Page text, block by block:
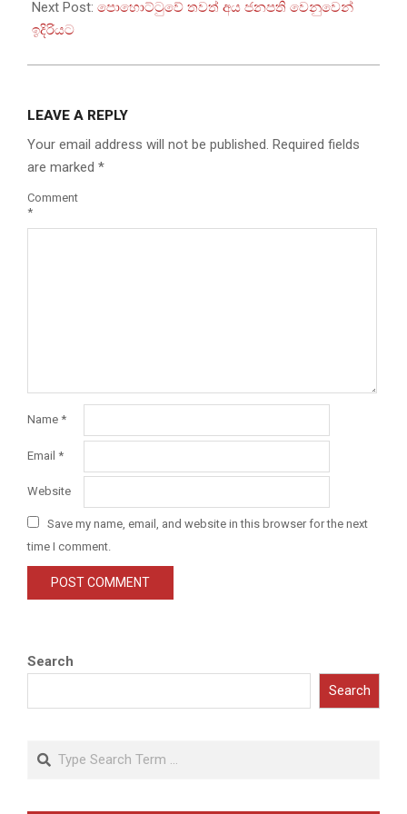
30
Next Post: පොහොට්ටුවේ තවත් අය ජනපති වෙනුවෙන්
ඉදිරියට
LEAVE A REPLY
Your email address will not be published. Required fields
are marked *
Comment
*
Name *
Email *
Website
Save my name, email, and website in this browser for the next
time I comment.
Search
Search
Search